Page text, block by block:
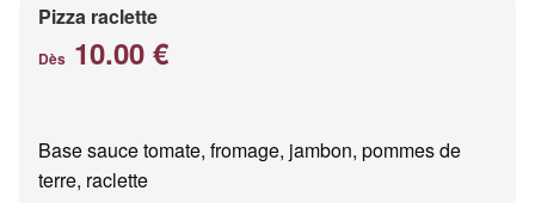
Pizza raclette
Dès 10.00 €
Base sauce tomate, fromage, jambon, pommes de
terre, raclette